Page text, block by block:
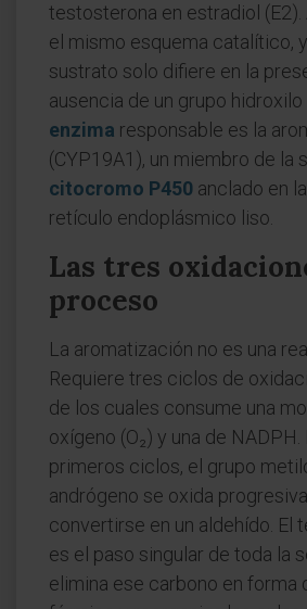
testosterona en estradiol (E2).
el mismo esquema catalítico,
sustrato solo difiere en la
ausencia de un grupo hidroxilo
enzima responsable es la
(CYP19A1), un miembro de la
citocromo P450 anclado en
retículo endoplásmico liso.
Las tres
proceso
La aromatización no es una
Requiere tres ciclos de
de los cuales consume una
oxígeno (O₂) y una de NADPH.
primeros ciclos, el grupo
andrógeno se oxida
convertirse en un aldehído. El
es el paso singular de toda la
elimina ese carbono en forma